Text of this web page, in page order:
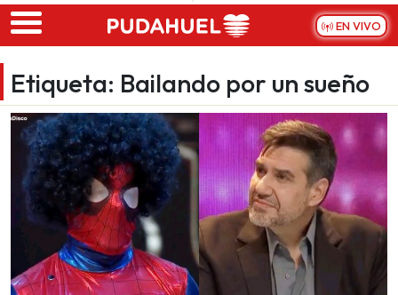
Skip to main content
EN VIVO
Etiqueta: Bailando por un sueño